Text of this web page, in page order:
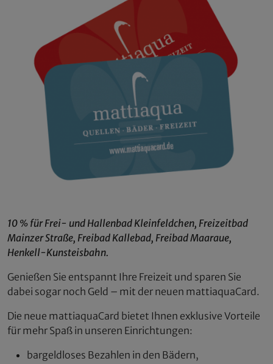
10 % für Frei- und Hallenbad Kleinfeldchen, Freizeitbad
Mainzer Straße, Freibad Kallebad, Freibad Maaraue,
Henkell-Kunsteisbahn.
Genießen Sie entspannt Ihre Freizeit und sparen Sie
dabei sogar noch Geld – mit der neuen mattiaquaCard.
Die neue mattiaquaCard bietet Ihnen exklusive Vorteile
für mehr Spaß in unseren Einrichtungen:
bargeldloses Bezahlen in den Bädern,